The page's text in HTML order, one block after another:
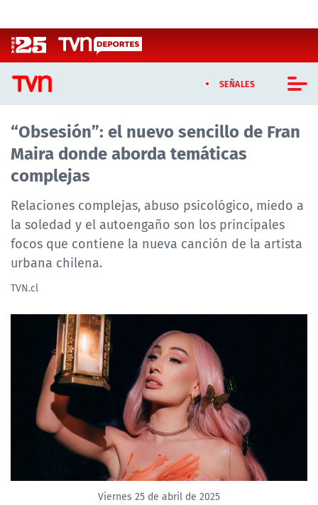
SEÑALES
CASTING MASTERCHEF CHILE
CASTING TVN VERTICAL
TVN VERTICAL
TVN PLAY
PROGRAMAS
ACTUALIDAD Y TENDENCIAS
CORPORATIVO Y TRANSPARENCIA
CANAL DE DENUNCIAS
ÁREA DE PROYECTOS
“Obsesión”: el nuevo sencillo de Fran
Maira donde aborda temáticas
complejas
Relaciones complejas, abuso psicológico, miedo a
la soledad y el autoengaño son los principales
focos que contiene la nueva canción de la artista
urbana chilena.
TVN.cl
Viernes 25 de abril de 2025